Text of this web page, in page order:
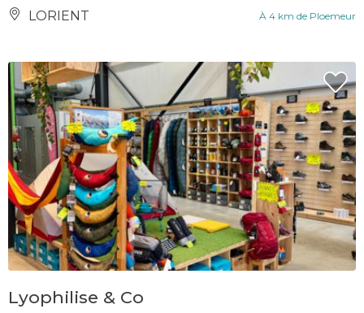
LORIENT À 4 km de Ploemeur
Lyophilise & Co